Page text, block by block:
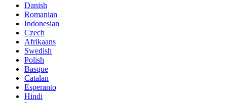
Danish
Romanian
Indonesian
Czech
Afrikaans
Swedish
Polish
Basque
Catalan
Esperanto
Hindi